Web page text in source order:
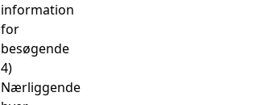
information
for
besøgende
4)
Nærliggende